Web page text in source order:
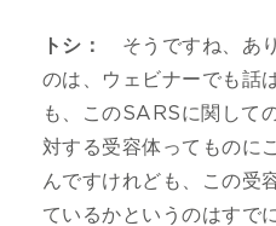
トシ：
そうですね、あ
のは、ウェビナーでも話
も、このSARSに関して
対する受容体ってものに
んですけれども、この受
ているかというのはすで